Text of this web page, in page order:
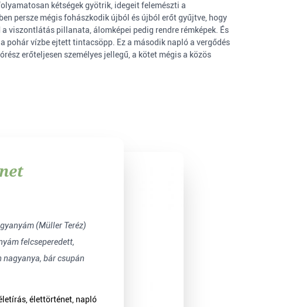
kétségek gyötrik, idegeit felemészti a
persze mégis fohászkodik újból és újból erőt gyűjtve, hogy
viszontlátás pillanata, álomképei pedig rendre rémképek. És
pohár vízbe ejtett tintacsöpp. Ez a második napló a vergődés
erőteljesen személyes jellegű, a kötet mégis a közös
felcseperedett,
bár csupán
élettörténet, napló